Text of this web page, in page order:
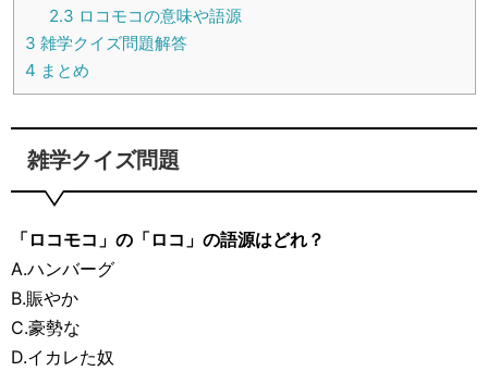
2.3 ロコモコの意味や語源
3 雑学クイズ問題解答
4 まとめ
雑学クイズ問題
「ロコモコ」の「ロコ」の語源はどれ？
A.ハンバーグ
B.賑やか
C.豪勢な
D.イカレた奴